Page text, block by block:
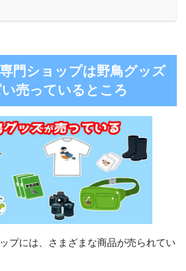
門ショップは野鳥グッズ
売っているところ
プには、さまざまな商品が売られてい